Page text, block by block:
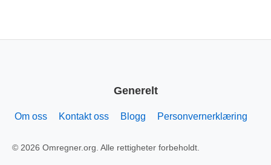
Generelt
Om oss Kontakt oss Blogg Personvernerklæring
© 2026 Omregner.org. Alle rettigheter forbeholdt.